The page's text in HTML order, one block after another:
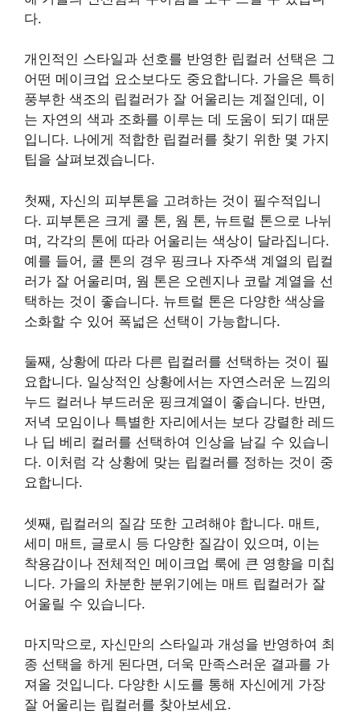
다.
개인적인 스타일과 선호를 반영한 립컬러 선택은 그
어떤 메이크업 요소보다도 중요합니다. 가을은 특히
풍부한 색조의 립컬러가 잘 어울리는 계절인데, 이
는 자연의 색과 조화를 이루는 데 도움이 되기 때문
입니다. 나에게 적합한 립컬러를 찾기 위한 몇 가지
팁을 살펴보겠습니다.
첫째, 자신의 피부톤을 고려하는 것이 필수적입니
다. 피부톤은 크게 쿨 톤, 웜 톤, 뉴트럴 톤으로 나뉘
며, 각각의 톤에 따라 어울리는 색상이 달라집니다.
예를 들어, 쿨 톤의 경우 핑크나 자주색 계열의 립컬
러가 잘 어울리며, 웜 톤은 오렌지나 코랄 계열을 선
택하는 것이 좋습니다. 뉴트럴 톤은 다양한 색상을
소화할 수 있어 폭넓은 선택이 가능합니다.
둘째, 상황에 따라 다른 립컬러를 선택하는 것이 필
요합니다. 일상적인 상황에서는 자연스러운 느낌의
누드 컬러나 부드러운 핑크계열이 좋습니다. 반면,
저녁 모임이나 특별한 자리에서는 보다 강렬한 레드
나 딥 베리 컬러를 선택하여 인상을 남길 수 있습니
다. 이처럼 각 상황에 맞는 립컬러를 정하는 것이 중
요합니다.
셋째, 립컬러의 질감 또한 고려해야 합니다. 매트,
세미 매트, 글로시 등 다양한 질감이 있으며, 이는
착용감이나 전체적인 메이크업 룩에 큰 영향을 미칩
니다. 가을의 차분한 분위기에는 매트 립컬러가 잘
어울릴 수 있습니다.
마지막으로, 자신만의 스타일과 개성을 반영하여 최
종 선택을 하게 된다면, 더욱 만족스러운 결과를 가
져올 것입니다. 다양한 시도를 통해 자신에게 가장
잘 어울리는 립컬러를 찾아보세요.